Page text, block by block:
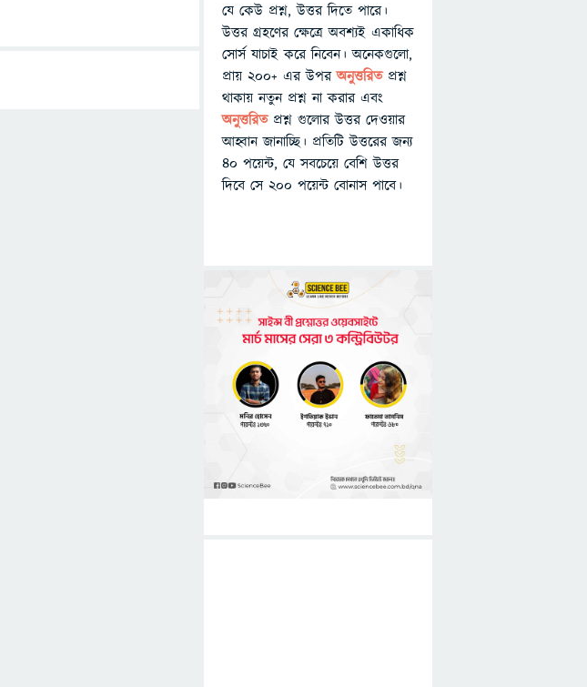
যে কেউ প্রশ্ন, উত্তর দিতে পারে।
উত্তর গ্রহণের ক্ষেত্রে অবশ্যই একাধিক
সোর্স যাচাই করে নিবেন। অনেকগুলো,
প্রায় ২০০+ এর উপরঅনুত্তরিতপ্রশ্ন
থাকায় নতুন প্রশ্ন না করার এবং
অনুত্তরিত প্রশ্ন গুলোর উত্তর দেওয়ার
আহ্বান জানাচ্ছি। প্রতিটি উত্তরের জন্য
৪০ পয়েন্ট, যে সবচেয়ে বেশি উত্তর
দিবে সে ২০০ পয়েন্ট বোনাস পাবে।